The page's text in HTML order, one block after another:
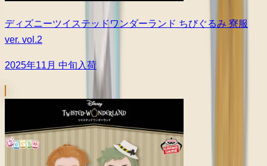
ディズニーツイステッドワンダーランド ちびぐるみ 寮服
ver. vol.2
2025年11月 中旬入荷